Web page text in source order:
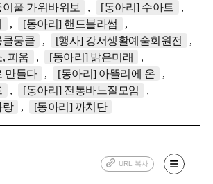
풀 가위바위보
[동아리] 수아트
[동아리] 핸드블라썸
클뭉클
[행사] 강서생활예술회원전
피움
[동아리] 밝은미래
만들다
[동아리] 아뜰리에 온
[동아리] 전통바느질모임
랑
[동아리] 까치단
URL 복사